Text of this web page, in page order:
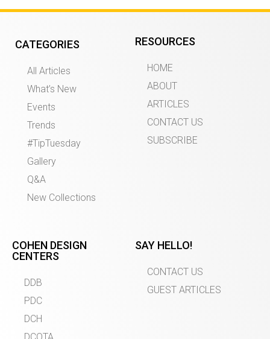
CATEGORIES
All Articles
What’s New
Events
Trends
#TipTuesday
Gallery
Q&A
New Collections
RESOURCES
HOME
ABOUT
ARTICLES
CONTACT US
SUBSCRIBE
COHEN DESIGN
CENTERS
DDB
PDC
DCH
SAY HELLO!
CONTACT US
GUEST ARTICLES